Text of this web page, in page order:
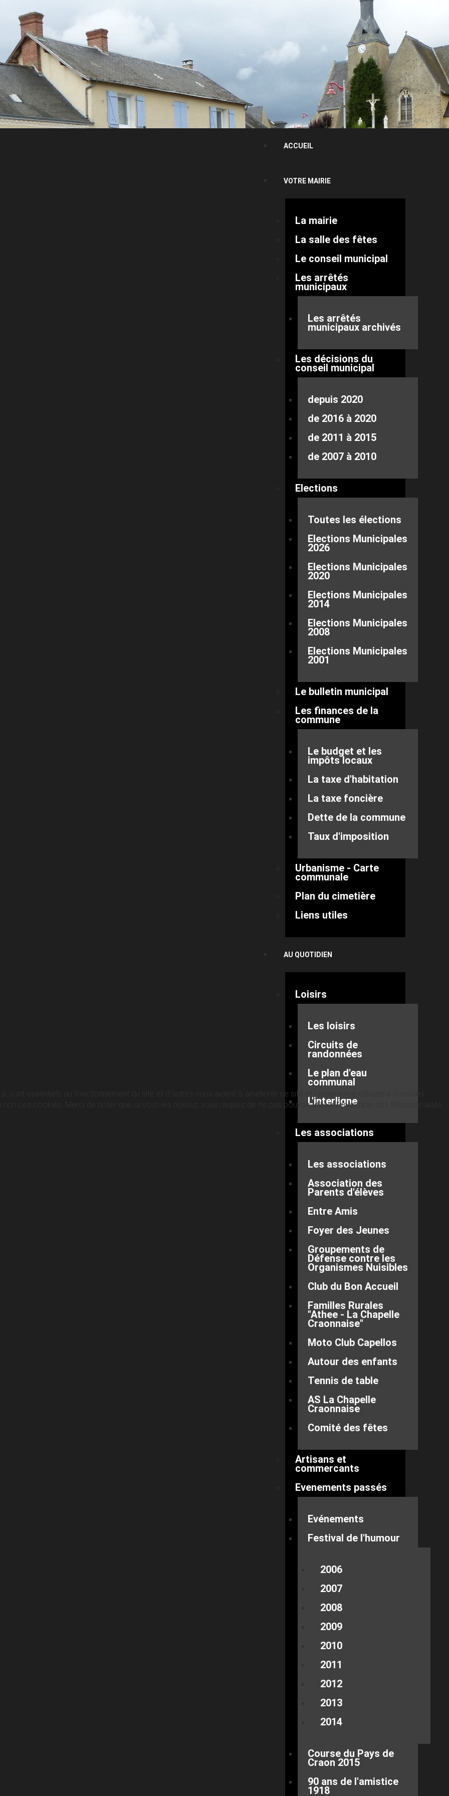
ACCUEIL
VOTRE MAIRIE
La mairie
La salle des fêtes
Le conseil municipal
Les arrêtés
municipaux
Les arrêtés
municipaux archivés
Les décisions du
conseil municipal
depuis 2020
de 2016 à 2020
de 2011 à 2015
de 2007 à 2010
Elections
Toutes les élections
Elections Municipales
2026
Elections Municipales
2020
Elections Municipales
2014
Elections Municipales
2008
Elections Municipales
2001
Le bulletin municipal
Les finances de la
commune
Le budget et les
impôts locaux
La taxe d'habitation
La taxe foncière
Dette de la commune
Taux d'imposition
Urbanisme - Carte
communale
Plan du cimetière
Liens utiles
AU QUOTIDIEN
Loisirs
Les loisirs
Circuits de
randonnées
Le plan d'eau
communal
L'interligne
Les associations
Les associations
Association des
Parents d'élèves
Entre Amis
Foyer des Jeunes
Groupements de
Défense contre les
Organismes Nuisibles
Club du Bon Accueil
Familles Rurales
"Athee - La Chapelle
Craonnaise"
Moto Club Capellos
Autour des enfants
Tennis de table
AS La Chapelle
Craonnaise
Comité des fêtes
Artisans et
commercants
Evenements passés
Evénements
Festival de l'humour
2006
2007
2008
2009
2010
2011
2012
2013
2014
Course du Pays de
Craon 2015
90 ans de l'amistice
1918
sont essentiels au fonctionnement du site et d’autres nous aident à améliorer ce site et l’expérience utilisateur (cookies
ces cookies. Merci de noter que, si vous les rejetez, vous risquez de ne pas pouvoir utiliser l’ensemble des fonctionnalités